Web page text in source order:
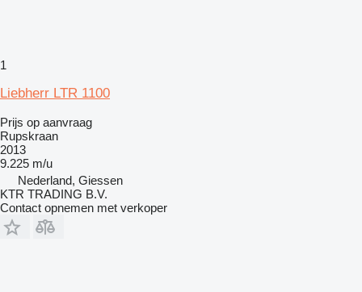
1
Liebherr LTR 1100
Prijs op aanvraag
Rupskraan
2013
9.225 m/u
Nederland, Giessen
KTR TRADING B.V.
Contact opnemen met verkoper